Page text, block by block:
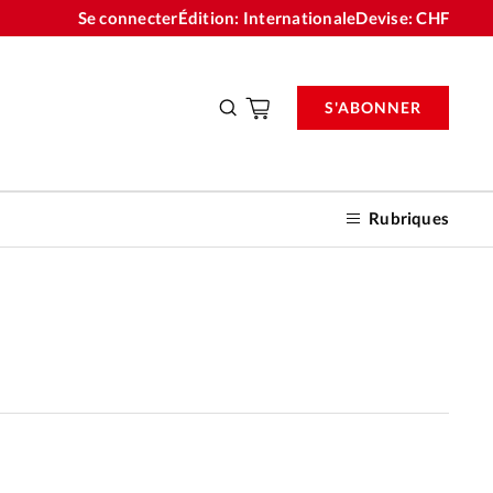
Se connecterÉdition: InternationaleDevise:CHF
Rubriques
S'ABONNER